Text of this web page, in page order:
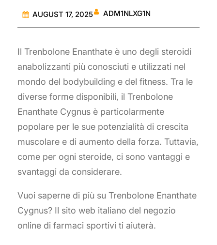
AUGUST 17, 2025 ADM1NLXG1N
Il Trenbolone Enanthate è uno degli steroidi
anabolizzanti più conosciuti e utilizzati nel
mondo del bodybuilding e del fitness. Tra le
diverse forme disponibili, il Trenbolone
Enanthate Cygnus è particolarmente
popolare per le sue potenzialità di crescita
muscolare e di aumento della forza. Tuttavia,
come per ogni steroide, ci sono vantaggi e
svantaggi da considerare.
Vuoi saperne di più su Trenbolone Enanthate
Cygnus? Il sito web italiano del negozio
online di farmaci sportivi ti aiuterà.